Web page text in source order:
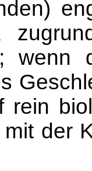
wenn
rein
der